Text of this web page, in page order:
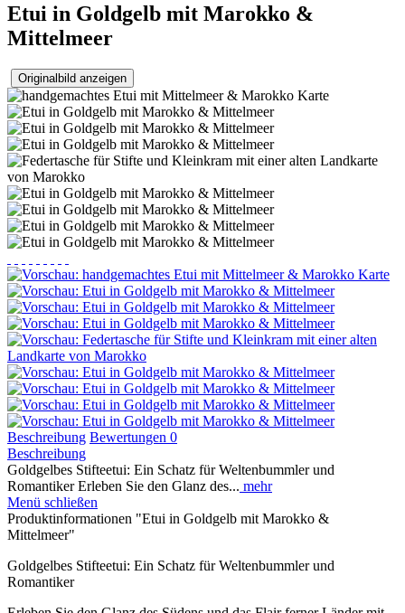
Etui in Goldgelb mit Marokko &
Mittelmeer
Originalbild anzeigen
Beschreibung Bewertungen 0
Beschreibung
Goldgelbes Stifteetui: Ein Schatz für Weltenbummler und
Romantiker Erleben Sie den Glanz des... mehr
Menü schließen
Produktinformationen "Etui in Goldgelb mit Marokko &
Mittelmeer"
Goldgelbes Stifteetui: Ein Schatz für Weltenbummler und
Romantiker